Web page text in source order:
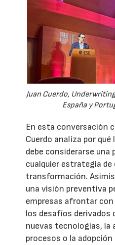
Juan Cuerdo,
España y
En esta conversación
Cuerdo analiza por
debe considerarse una
cualquier estrategia
transformación.
una visión preventiva
empresas afrontar
los desafíos derivados
nuevas tecnologías, la
procesos o la